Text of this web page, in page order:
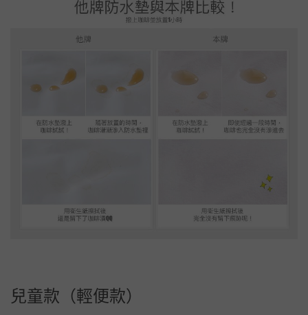
兒童款（輕便款）